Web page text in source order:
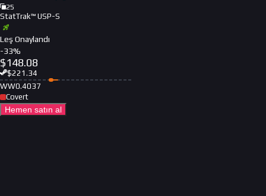
25
StatTrak™ USP-S
Leş Onaylandı
-33%
$148.08
$221.34
WW0.4037
Covert
Hemen satın al